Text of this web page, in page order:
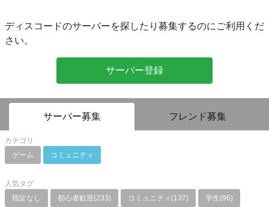
ディスコードのサーバーを探したり募集するのにご利用くだ
さい。
サーバー登録
サーバー募集 フレンド募集
カテゴリ
ゲーム
コミュニティ
人気タグ
指定なし
初心者歓迎(233) コミュニティ(137) 学生(96)